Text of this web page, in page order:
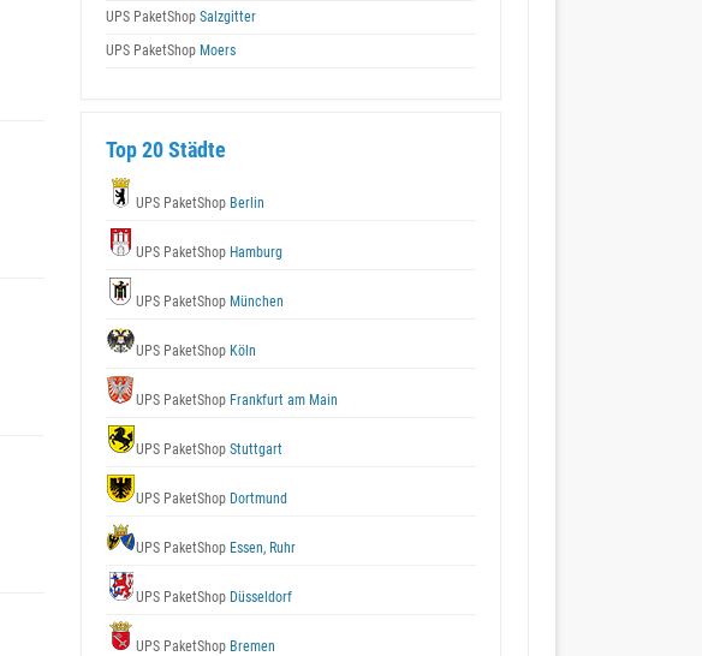
UPS PaketShop Salzgitter
UPS PaketShop Moers
Top 20 Städte
UPS PaketShop Berlin
UPS PaketShop Hamburg
UPS PaketShop München
UPS PaketShop Köln
UPS PaketShop Frankfurt am Main
UPS PaketShop Stuttgart
UPS PaketShop Dortmund
UPS PaketShop Essen, Ruhr
UPS PaketShop Düsseldorf
UPS PaketShop Bremen